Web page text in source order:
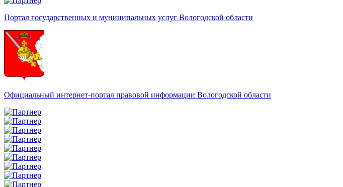
Портал государственных и муниципальных услуг Вологодской области
Официальный интернет-портал правовой информации Вологодской области